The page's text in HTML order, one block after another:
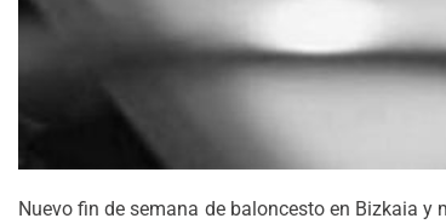
Nuevo fin de semana de baloncesto en Bizkaia